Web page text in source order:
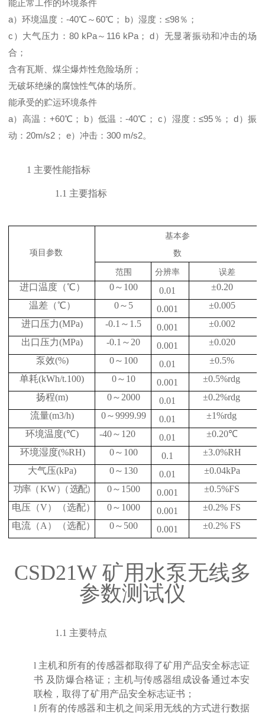
能正常工作的环境条件
a）环境温度：-40℃～60℃； b）湿度：≤98％；
c）大气压力：80 kPa～116 kPa； d）无显著振动和冲击的场
合；
含有瓦斯、煤尘爆炸性危险场所；
无破坏绝缘的腐蚀性气体的场所。
能承受的贮运环境条件
a）高温：+60℃； b）低温：-40℃； c）湿度：≤95％； d）振
动：20m/s2； e）冲击：300 m/s2。
1 主要性能指标
1.1 主要指标
项目参数
基本参
数
范围 分辨率 误差
进口温度 （℃） 0～ 100 0.01 ±0.20
温差 （℃） 0～ 5 0.001 ±0.005
进口压力(MPa) -0.1 ～ 1.5 0.001 ±0.002
出口压力(MPa) -0.1 ～ 20 0.001 ±0.020
泵效(%) 0～ 100 0.01 ±0.5%
单耗(kWh/t.100) 0～ 10 0.001 ±0.5%rdg
扬程(m) 0～ 2000 0.01 ±0.2%rdg
流量(m3/h) 0～9999.99 0.01 ±1%rdg
环境温度(℃) -40～ 120 0.01 ±0.20℃
环境湿度(%RH) 0～ 100 0.1 ±3.0%RH
大气压(kPa) 0～ 130 0.01 ±0.04kPa
功率（KW） （选配） 0～ 1500 0.001 ±0.5%FS
电压（V） （选配） 0～ 1000 0.001 ±0.2% FS
电流（A ） （选配） 0～ 500 0.001 ±0.2% FS
CSD21W 矿用水泵无线多
参数测试仪
1.1 主要特点
l 主机和所有的传感器都取得了矿用产品安全标志证
书 及防爆合格证；主机与传感器组成设备通过本安
联检，取得了矿用产品安全标志证书；
l 所有的传感器和主机之间采用无线的方式进行数据